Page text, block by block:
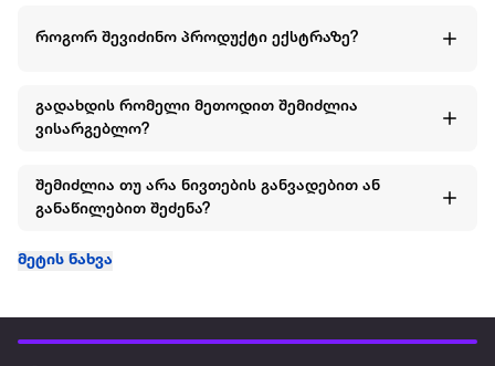
როგორ შევიძინო პროდუქტი ექსტრაზე?
გადახდის რომელი მეთოდით შემიძლია
ვისარგებლო?
შემიძლია თუ არა ნივთების განვადებით ან
განაწილებით შეძენა?
მეტის ნახვა